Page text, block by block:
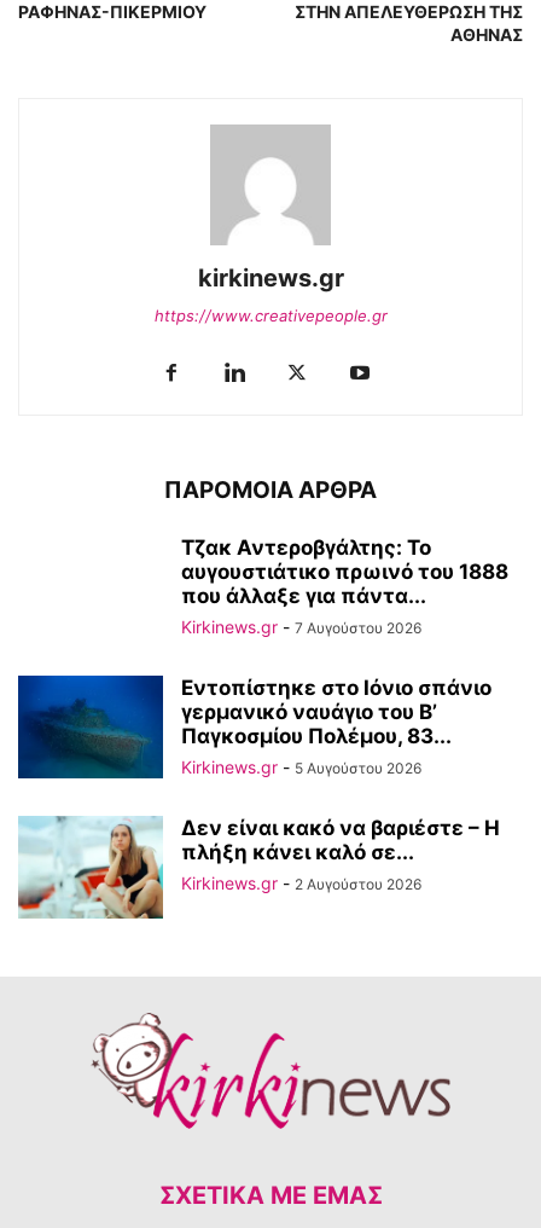
ΡΑΦΗΝΑΣ-ΠΙΚΕΡΜΙΟΥ
ΣΤΗΝ ΑΠΕΛΕΥΘΕΡΩΣΗ ΤΗΣ
ΑΘΗΝΑΣ
kirkinews.gr
https://www.creativepeople.gr
ΠΑΡΟΜΟΙΑ ΑΡΘΡΑ
Τζακ Αντεροβγάλτης: To
αυγουστιάτικο πρωινό του 1888
που άλλαξε για πάντα...
Kirkinews.gr - 7 Αυγούστου 2026
Εντοπίστηκε στο Ιόνιο σπάνιο
γερμανικό ναυάγιο του Β’
Παγκοσμίου Πολέμου, 83...
Kirkinews.gr - 5 Αυγούστου 2026
Δεν είναι κακό να βαριέστε – Η
πλήξη κάνει καλό σε...
Kirkinews.gr - 2 Αυγούστου 2026
ΣΧΕΤΙΚΆ ΜΕ ΕΜΆΣ